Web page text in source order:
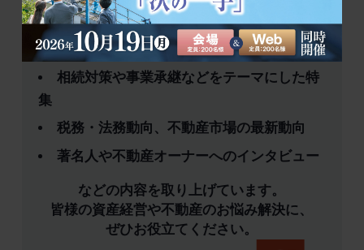
Let’s Plaza（年3回発刊）では、
相続対策や事業承継などをテーマにした特
集
税務・法務動向、不動産市場の最新動向
著名人や不動産オーナーへのインタビュー
などの内容を取り上げています。
皆様の資産経営や不動産のお悩み解決に、
ぜひお役立てください。